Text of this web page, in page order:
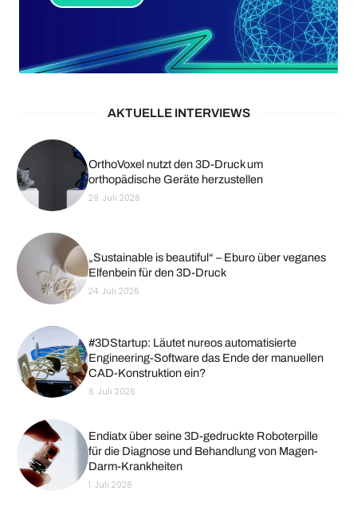
AKTUELLE INTERVIEWS
OrthoVoxel nutzt den 3D-Druck um
orthopädische Geräte herzustellen
29. Juli 2026
„Sustainable is beautiful“ – Eburo über veganes
Elfenbein für den 3D-Druck
24. Juli 2026
#3DStartup: Läutet nureos automatisierte
Engineering-Software das Ende der manuellen
CAD-Konstruktion ein?
6. Juli 2026
Endiatx über seine 3D-gedruckte Roboterpille
für die Diagnose und Behandlung von Magen-
Darm-Krankheiten
1. Juli 2026